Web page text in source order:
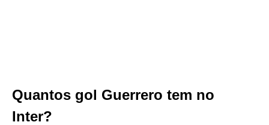
Quantos gol Guerrero tem no
Inter?